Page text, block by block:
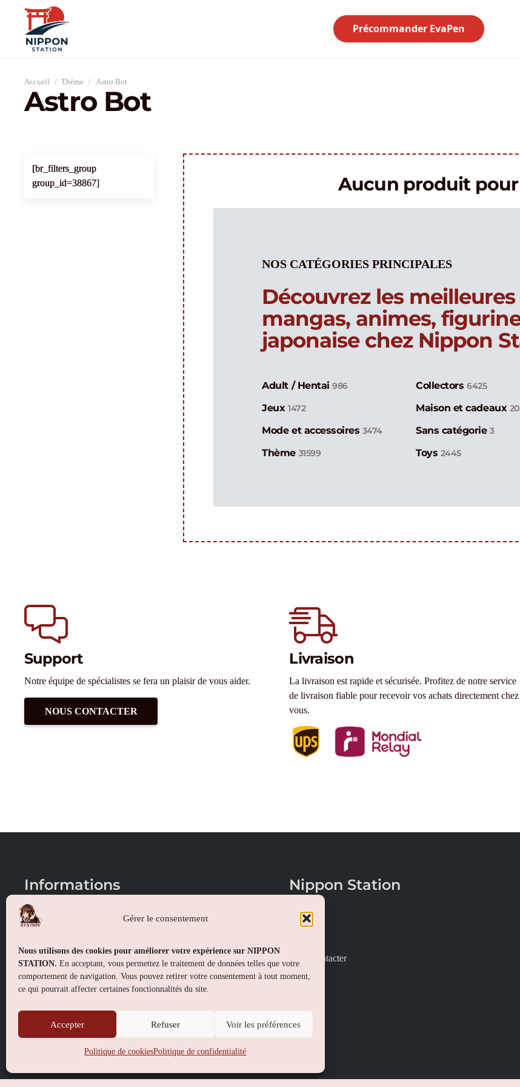
Gérer le consentement
Nous utilisons des cookies pour améliorer votre expérience sur NIPPON
STATION. En acceptant, vous permettez le traitement de données telles que votre
comportement de navigation. Vous pouvez retirer votre consentement à tout moment,
ce qui pourrait affecter certaines fonctionnalités du site.
Accepter Refuser Voir les préférences
Politique de cookiesPolitique de confidentialité
Précommander EvaPen
Accueil / Thème / Astro Bot
Astro Bot
[br_filters_group
group_id=38867]
Aucun produit
NOS CATÉGORIES PRINCIPALES
Découvrez les
mangas, animes,
japonaise chez Nippon
Adult / Hentai986 Collectors 6425
Jeux 1472 Maison et cadeaux
Mode et accessoires 3474 Sans catégorie3
Thème 31599 Toys 2445
Support
Notre équipe de spécialistes se fera un plaisir de vous aider.
NOUS CONTACTER
Livraison
La livraison est rapide et sécurisée. Profitez de notre service
de livraison fiable pour recevoir vos achats directement chez
vous.
Informations
Conditions générales de vente
Politique de confidentialité
Politique de cookies (UE)
Nippon Station
À propos
Nous contacter